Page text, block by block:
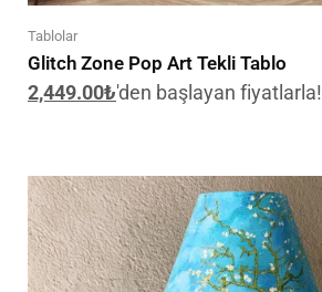
Tablolar
Glitch Zone Pop Art Tekli Tablo
2,449.00₺'den başlayan fiyatlarla!